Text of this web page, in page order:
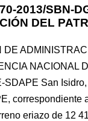
2013/SBN-
DEL
NACIONAL
SDAPE San
correspondiente
eriazo de 12